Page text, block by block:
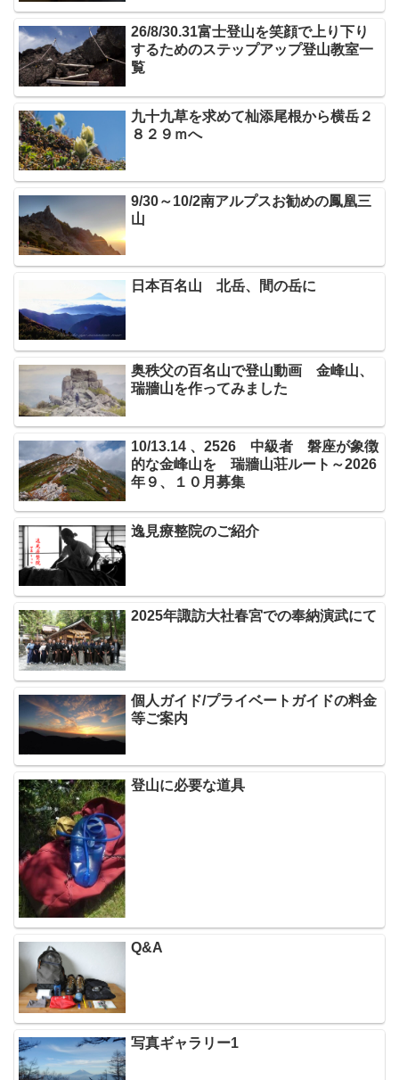
26/8/30.31富士登山を笑顔で上り下り
するためのステップアップ登山教室一
覧
九十九草を求めて杣添尾根から横岳２
８２９ｍへ
9/30～10/2南アルプスお勧めの鳳凰三
山
日本百名山 北岳、間の岳に
奥秩父の百名山で登山動画 金峰山、
瑞牆山を作ってみました
10/13.14 、2526 中級者 磐座が象徴
的な金峰山を 瑞牆山荘ルート～2026
年９、１０月募集
逸見療整院のご紹介
2025年諏訪大社春宮での奉納演武にて
個人ガイド/プライベートガイドの料金
等ご案内
登山に必要な道具
Q&A
写真ギャラリー1